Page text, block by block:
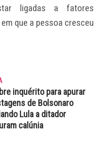
ligadas a fatores
que a pessoa cresceu
inquérito para apurar
de Bolsonaro
Lula a ditador
calúnia